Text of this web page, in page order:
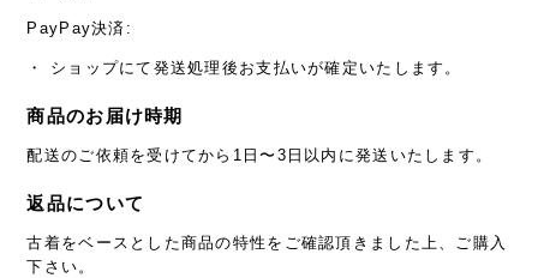
PayPay決済:
・ ショップにて発送処理後お支払いが確定いたします。
商品のお届け時期
配送のご依頼を受けてから1日〜3日以内に発送いたします。
返品について
古着をベースとした商品の特性をご確認頂きました上、ご購入
下さい。